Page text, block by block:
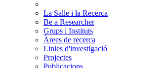
La Salle i la Recerca
Be a Researcher
Grups i Instituts
Àrees de recerca
Linies d'investigació
Projectes
Publicacions